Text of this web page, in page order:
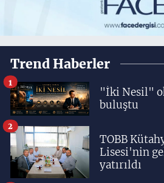
Trend Haberler
"İki Nesil"
buluştu
1
TOBB
Lisesi'nin
yatırıldı
2